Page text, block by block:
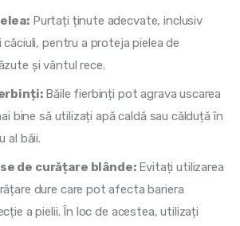
Purtați ținute adecvate, inclusiv
pentru a proteja pielea de
și vântul rece.
Băile fierbinți pot agrava uscarea
bine să utilizați apă caldă sau călduță în
al băii.
de curățare blânde:Evitați utilizarea
dure care pot afecta bariera
a pielii. În loc de acestea, utilizați